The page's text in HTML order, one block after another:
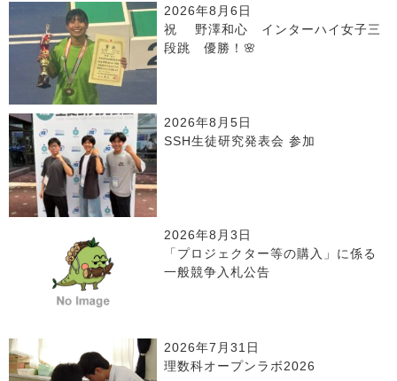
2026年8月6日
祝 野澤和心 インターハイ女子三
段跳 優勝！🌸
2026年8月5日
SSH生徒研究発表会 参加
2026年8月3日
「プロジェクター等の購入」に係る
一般競争入札公告
2026年7月31日
理数科オープンラボ2026